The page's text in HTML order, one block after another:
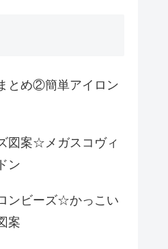
とめ②簡単アイロン
図案☆メガスコヴィ
ン
ンビーズ☆かっこい
案